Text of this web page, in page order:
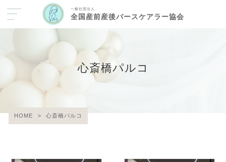
一般社団法人
全国産前産後バースケアラー協会
心斎橋パルコ
HOME > 心斎橋パルコ